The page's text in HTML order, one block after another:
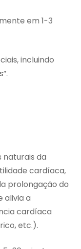
em 1-3
incluindo
naturais da
cardíaca,
prolongação do
alivia a
cardíaca
etc.).